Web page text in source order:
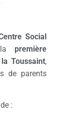
Social
la première
Toussaint,
de parents
: